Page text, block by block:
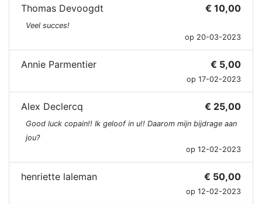
Thomas Devoogdt € 10,00
Veel succes!
op 20-03-2023
Annie Parmentier € 5,00
op 17-02-2023
Alex Declercq € 25,00
Good luck copain!! Ik geloof in u!! Daarom mijn bijdrage aan
jou?
op 12-02-2023
henriette laleman € 50,00
op 12-02-2023